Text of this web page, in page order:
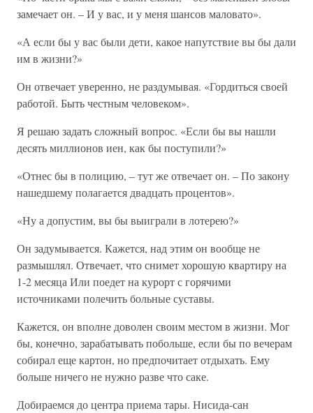
замечает он. – И у вас, и у меня шансов маловато».
«А если бы у вас были дети, какое напутствие вы бы дали
им в жизни?»
Он отвечает уверенно, не раздумывая. «Гордиться своей
работой. Быть честным человеком».
Я решаю задать сложный вопрос. «Если бы вы нашли
десять миллионов иен, как бы поступили?»
«Отнес бы в полицию, – тут же отвечает он. – По закону
нашедшему полагается двадцать процентов».
«Ну а допустим, вы бы выиграли в лотерею?»
Он задумывается. Кажется, над этим он вообще не
размышлял. Отвечает, что снимет хорошую квартиру на
1-2 месяца Или поедет на курорт с горячими
источниками полечить больные суставы.
Кажется, он вполне доволен своим местом в жизни. Мог
бы, конечно, зарабатывать побольше, если бы по вечерам
собирал еще картон, но предпочитает отдыхать. Ему
больше ничего не нужно разве что саке.
Добираемся до центра приема тары. Нисида-сан